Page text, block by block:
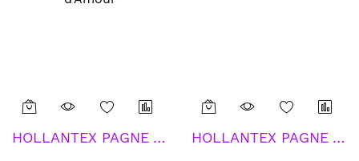
HOLLANTEX PAGNE Africain Collection « Soft Coton » Histoire d'Amour HOLLANTEX PAGNE Africain Collection « Soft Coton » Secret